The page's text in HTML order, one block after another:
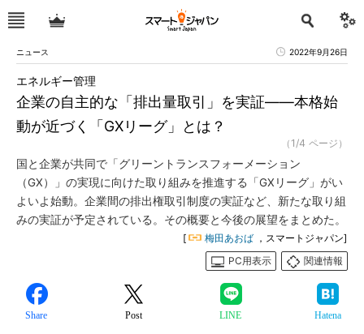
ニュース 2022年9月26日
企業の自主的な「排出量取引」を実証――本格始
動が近づく「GXリーグ」とは？
エネルギー管理
（1/4 ページ）
国と企業が共同で「グリーントランスフォーメーション
（GX）」の実現に向けた取り組みを推進する「GXリーグ」がい
よいよ始動。企業間の排出権取引制度の実証など、新たな取り組
みの実証が予定されている。その概要と今後の展望をまとめた。
[ 梅田あおば ，スマートジャパン]
PC用表示
関連情報
Share Post LINE Hatena